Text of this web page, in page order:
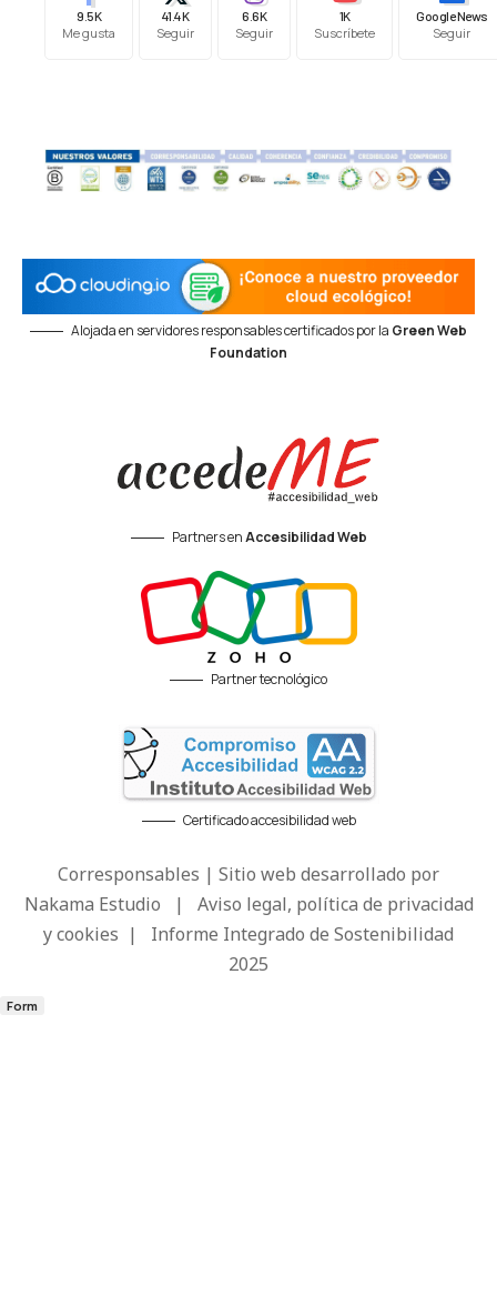
9.5K
Me gusta
41.4K
Seguir
6.6K
Seguir
1K
Suscríbete
Google News
Seguir
Alojada en servidores responsables certificados por la Green Web
Foundation
Partners enAccesibilidad Web
Partner tecnológico
Certificado accesibilidad web
Corresponsables | Sitio web desarrollado por
Nakama Estudio | Aviso legal, política de privacidad
y cookies | Informe Integrado de Sostenibilidad
2025
Form